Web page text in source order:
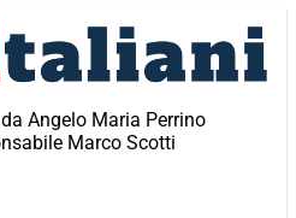
Angelo Maria Perrino
Marco Scotti